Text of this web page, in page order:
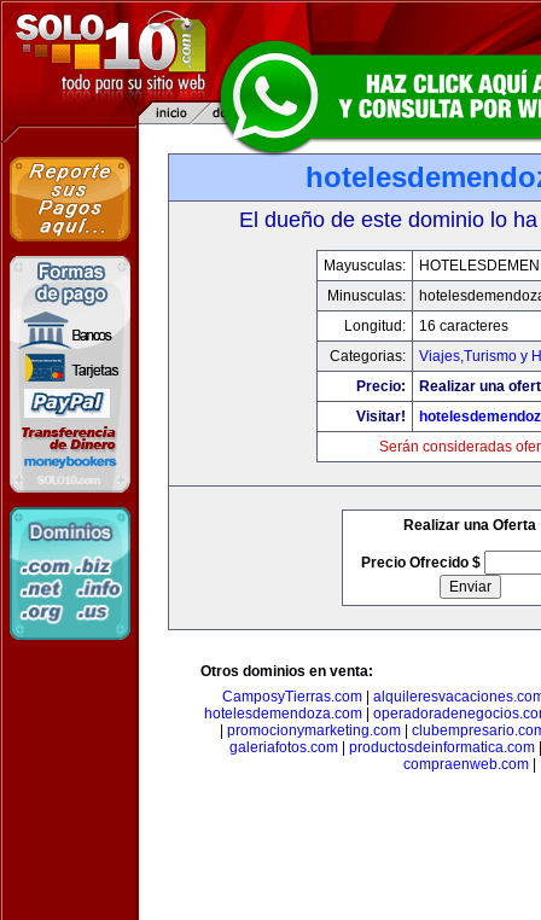
El dueño de este dominio lo
Mayusculas:
Minusculas:
Longitud:
16 caracteres
Categorias:
Viajes,Turismo y
Precio:
Realizar una
Visitar!
Serán consideradas
Realizar una Oferta
Precio Ofrecido $
Otros dominios en venta:
CamposyTierras.com
hotelesdemendoza.com|
promocionymarketing.com|
galeriafotos.com
productosdeinformatica.com
compraenweb.com